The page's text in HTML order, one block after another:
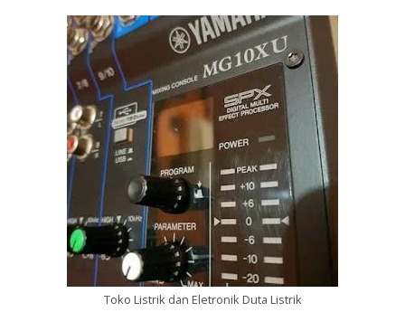
Toko Listrik dan Eletronik Duta Listrik